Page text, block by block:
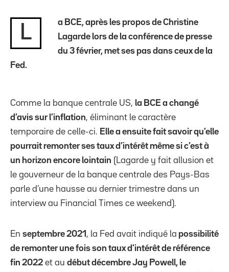
L
a BCE, après les propos de Christine
Lagarde lors de la conférence de presse
du 3 février, met ses pas dans ceux de la
Fed.
Comme la banque centrale US, la BCE a changé
d’avis sur l’inflation, éliminant le caractère
temporaire de celle-ci. Elle a ensuite fait savoir qu’elle
pourrait remonter ses taux d’intérêt même si c’est à
un horizon encore lointain (Lagarde y fait allusion et
le gouverneur de la banque centrale des Pays-Bas
parle d’une hausse au dernier trimestre dans un
interview au Financial Times ce weekend).
En septembre 2021 , la Fed avait indiqué la possibilité
de remonter une fois son taux d’intérêt de référence
fin 2022 et au début décembre Jay Powell, le